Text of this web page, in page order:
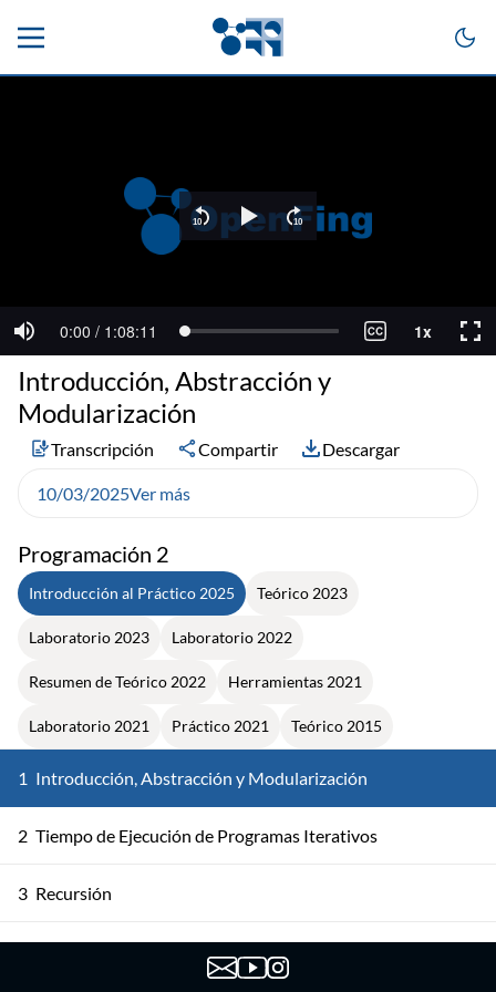
Programación 2
Introducción al Práctico 2025 Teórico 2023
Laboratorio 2023 Laboratorio 2022
Resumen de Teórico 2022 Herramientas 2021
Laboratorio 2021 Práctico 2021 Teórico 2015
1 Introducción, Abstracción y Modularización
2 Tiempo de Ejecución de Programas Iterativos
3 Recursión
Introducción, Abstracción y
Modularización
Transcripción Compartir Descargar
10/03/2025Ver más